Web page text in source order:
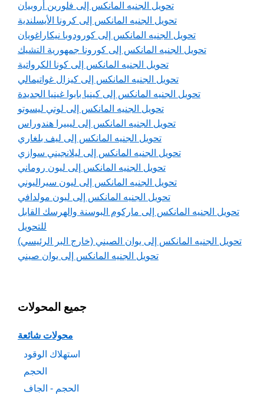
تحويل الجنيه المانكس إلى فلورين أروبيان
تحويل الجنيه المانكس إلى كرونا الأيسلندية
تحويل الجنيه المانكس إلى كورودوبا نيكاراغويان
تحويل الجنيه المانكس إلى كورونا جمهورية التشيك
تحويل الجنيه المانكس إلى كونا الكرواتية
تحويل الجنيه المانكس إلى كيزال غواتيمالي
تحويل الجنيه المانكس إلى كينيا بابوا غينيا الجديدة
تحويل الجنيه المانكس إلى لوتي ليسوتو
تحويل الجنيه المانكس إلى ليبيرا هندوراس
تحويل الجنيه المانكس إلى ليف بلغاري
تحويل الجنيه المانكس إلى ليلانجيني سوازي
تحويل الجنيه المانكس إلى ليون روماني
تحويل الجنيه المانكس إلى ليون سيراليوني
تحويل الجنيه المانكس إلى ليون مولدافي
تحويل الجنيه المانكس إلى ماركوم البوسنة والهرسك القابل
للتحويل
تحويل الجنيه المانكس إلى يوان الصيني (خارج البر الرئيسي)
تحويل الجنيه المانكس إلى يوان صيني
جميع المحولات
محولات شائعة
استهلاك الوقود
الحجم
الحجم - الجاف